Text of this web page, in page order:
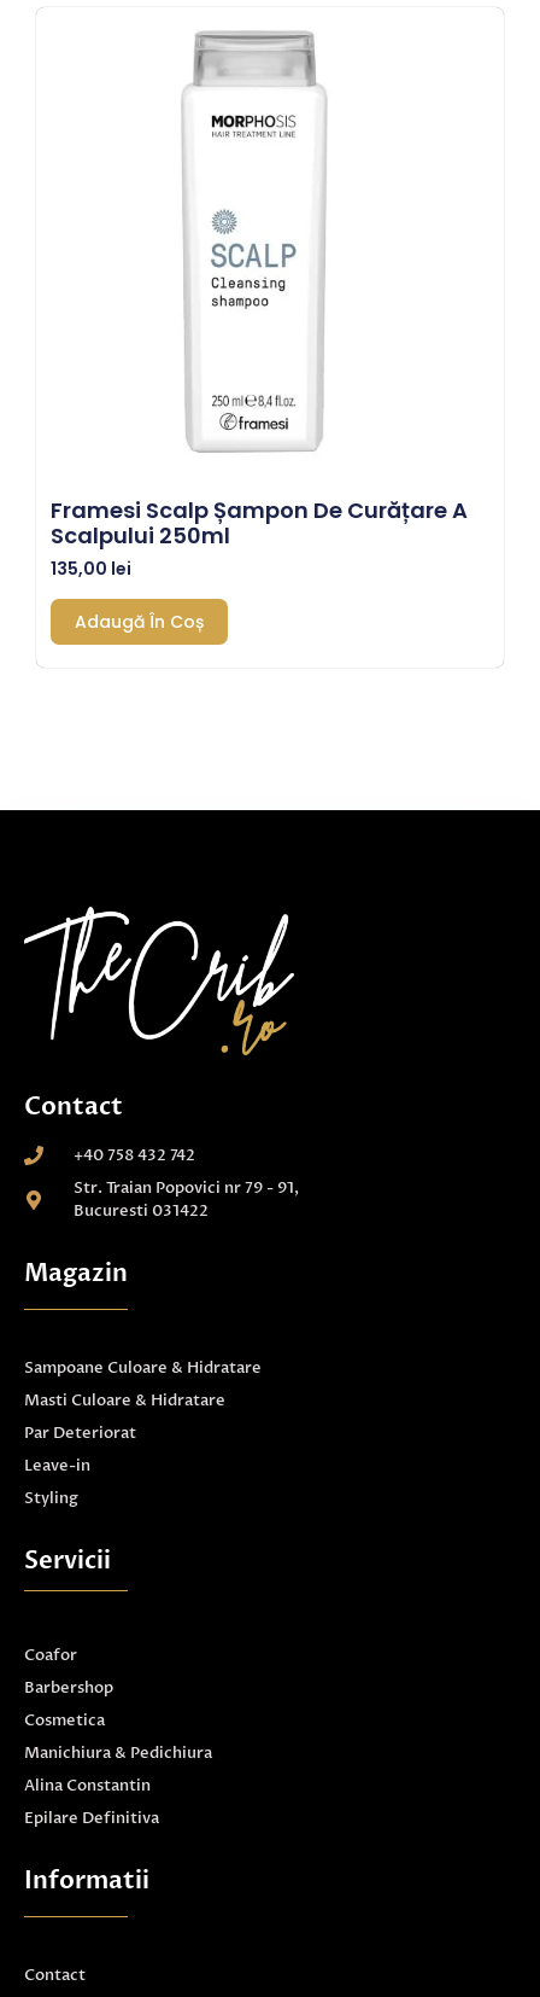
Framesi Scalp Șampon De Curățare A
Scalpului 250ml
135,00 lei
Adaugă În Coș
Contact
+40 758 432 742
Str. Traian Popovici nr 79 - 91,
Bucuresti 031422
Magazin
Sampoane Culoare & Hidratare
Masti Culoare & Hidratare
Par Deteriorat
Leave-in
Styling
Servicii
Coafor
Barbershop
Cosmetica
Manichiura & Pedichiura
Alina Constantin
Epilare Definitiva
Informatii
Contact